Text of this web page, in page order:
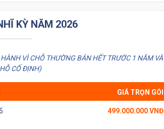
KỲ NĂM 2026
VÌ CHỖ THƯỜNG BÁN HẾT TRƯỚC 1 NĂM VÀ
CỐ ĐỊNH)
GIÁ TRỌN GÓI
499.000.000 VNĐ